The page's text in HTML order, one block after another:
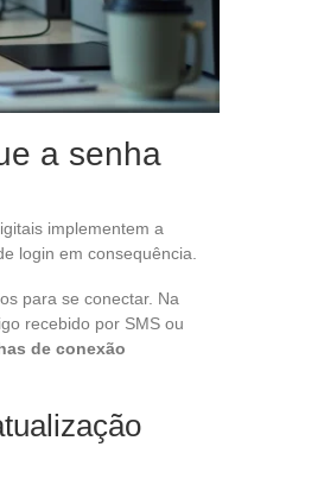
a senha
implementem a
login em consequência.
para se conectar. Na
recebido por SMS ou
de conexão